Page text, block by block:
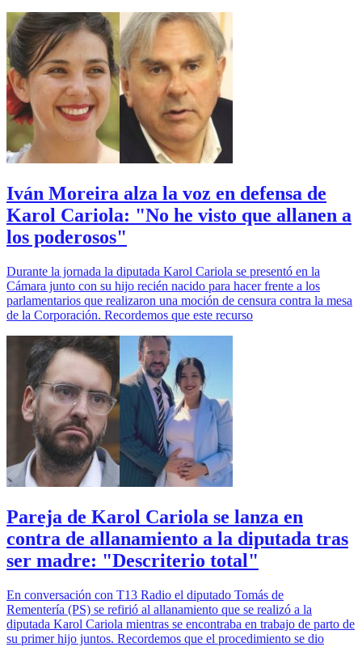
Iván Moreira alza la voz en defensa de
Karol Cariola: "No he visto que allanen a
los poderosos"
Durante la jornada la diputada Karol Cariola se presentó en la
Cámara junto con su hijo recién nacido para hacer frente a los
parlamentarios que realizaron una moción de censura contra la mesa
de la Corporación. Recordemos que este recurso
Pareja de Karol Cariola se lanza en
contra de allanamiento a la diputada tras
ser madre: "Descriterio total"
En conversación con T13 Radio el diputado Tomás de
Rementería (PS) se refirió al allanamiento que se realizó a la
diputada Karol Cariola mientras se encontraba en trabajo de parto de
su primer hijo juntos. Recordemos que el procedimiento se dio